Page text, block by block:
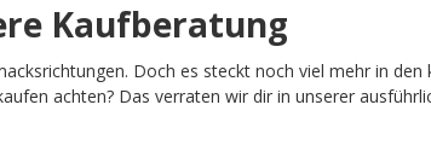
Kaufberatung
Doch es steckt noch viel mehr in
achten? Das verraten wir dir in unserer